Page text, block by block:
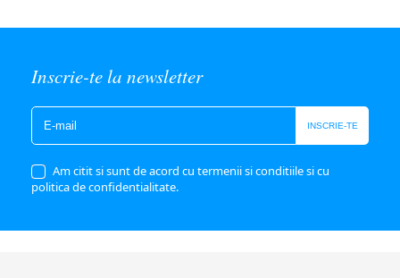
Inscrie-te la newsletter
Am citit si sunt de acord cu termenii si conditiilesi cu
politica de confidentialitate.